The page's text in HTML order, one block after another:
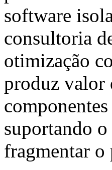
software
consultoria
otimização
produz valor
suportando
fragmentar o